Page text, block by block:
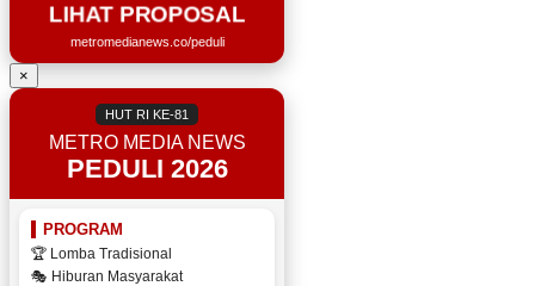
LIHAT PROPOSAL
metromedianews.co/peduli
×
HUT RI KE-81
METRO MEDIA NEWS
PEDULI 2026
PROGRAM
🏆 Lomba Tradisional
🎭 Hiburan Masyarakat